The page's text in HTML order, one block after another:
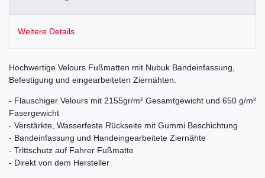
Weitere Details
Hochwertige Velours Fußmatten mit Nubuk Bandeinfassung,
Befestigung und eingearbeiteten Ziernähten.
- Flauschiger Velours mit 2155gr/m² Gesamtgewicht und 650 g/m²
Fasergewicht
- Verstärkte, Wasserfeste Rückseite mit Gummi Beschichtung
- Bandeinfassung und Handeingearbeitete Ziernähte
- Trittschutz auf Fahrer Fußmatte
- Direkt von dem Hersteller